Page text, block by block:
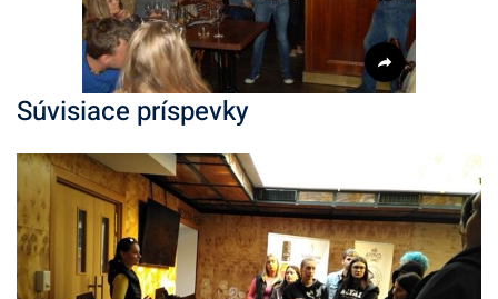
Súvisiace príspevky